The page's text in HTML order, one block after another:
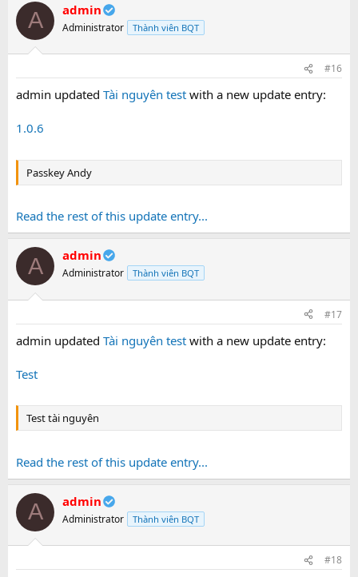
A admin
Administrator Thành viên BQT
#16
admin updated Tài nguyên test with a new update entry:
1.0.6
Passkey Andy
Read the rest of this update entry...
A admin
Administrator Thành viên BQT
#17
admin updated Tài nguyên test with a new update entry:
Test
Test tài nguyên
Read the rest of this update entry...
A admin
Administrator Thành viên BQT
#18